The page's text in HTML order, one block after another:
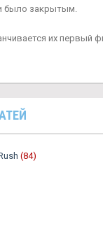
было закрытым.
их первый
(84)